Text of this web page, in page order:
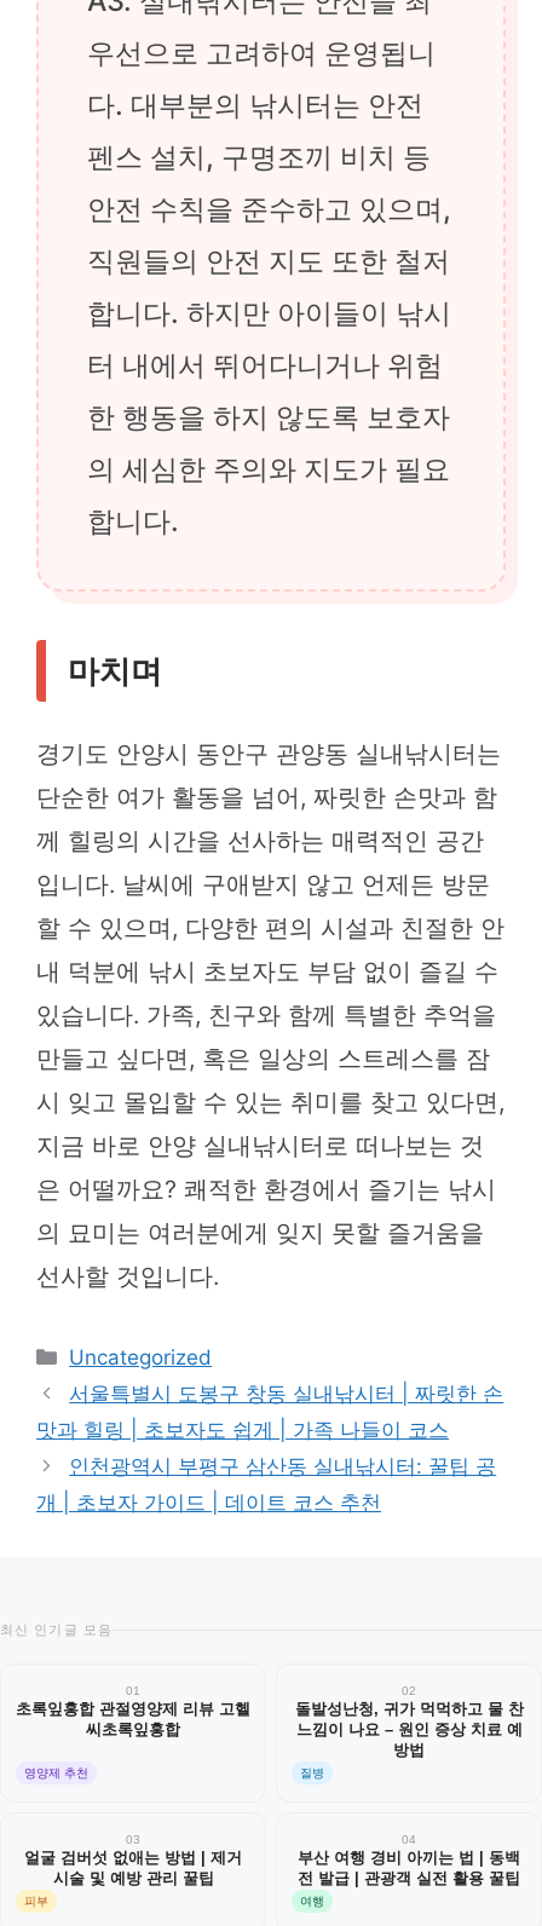
우선으로 고려하여 운영됩니
다. 대부분의 낚시터는 안전
펜스 설치, 구명조끼 비치 등
안전 수칙을 준수하고 있으며,
직원들의 안전 지도 또한 철저
합니다. 하지만 아이들이 낚시
터 내에서 뛰어다니거나 위험
한 행동을 하지 않도록 보호자
의 세심한 주의와 지도가 필요
합니다.
마치며
경기도 안양시 동안구 관양동 실내낚시터는
단순한 여가 활동을 넘어, 짜릿한 손맛과 함
께 힐링의 시간을 선사하는 매력적인 공간
입니다. 날씨에 구애받지 않고 언제든 방문
할 수 있으며, 다양한 편의 시설과 친절한 안
내 덕분에 낚시 초보자도 부담 없이 즐길 수
있습니다. 가족, 친구와 함께 특별한 추억을
만들고 싶다면, 혹은 일상의 스트레스를 잠
시 잊고 몰입할 수 있는 취미를 찾고 있다면,
지금 바로 안양 실내낚시터로 떠나보는 것
은 어떨까요? 쾌적한 환경에서 즐기는 낚시
의 묘미는 여러분에게 잊지 못할 즐거움을
선사할 것입니다.
카
테
리
Uncategorized
서울특별시 도봉구 창동 실내낚시터 | 짜릿한 손
맛과 힐링 | 초보자도 쉽게 | 가족 나들이 코스
인천광역시 부평구 삼산동 실내낚시터: 꿀팁 공
개 | 초보자 가이드 | 데이트 코스 추천
최신 인기글 모음
01
초록잎홍합 관절영양제 리뷰 고헬
씨초록잎홍합
영양제 추천
02
돌발성난청, 귀가 먹먹하고 물 찬
느낌이 나요 – 원인 증상 치료 예
방법
질병
03
얼굴 검버섯 없애는 방법 | 제거
시술 및 예방 관리 꿀팁
피부
04
부산 여행 경비 아끼는 법 | 동백
전 발급 | 관광객 실전 활용 꿀팁
여행